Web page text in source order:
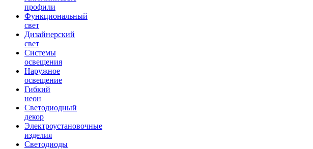
профили
Функциональный
свет
Дизайнерский
свет
Системы
освещения
Наружное
освещение
Гибкий
неон
Светодиодный
декор
Электроустановочные
изделия
Светодиоды